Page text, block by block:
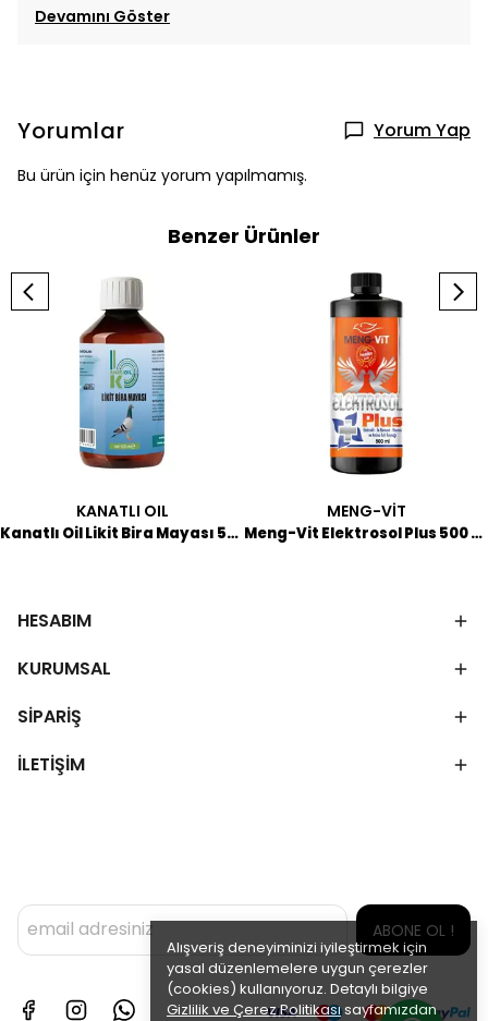
Alışveriş deneyiminizi iyileştirmek için
yasal düzenlemelere uygun çerezler
(cookies) kullanıyoruz. Detaylı bilgiye
Gizlilik ve Çerez Politikasısayfamızdan
Devamını Göster
Yorumlar Yorum Yap
Bu ürün için henüz yorum yapılmamış.
Benzer Ürünler
KANATLI OIL
Kanatlı Oil Likit Bira Mayası 500 ML
MENG-VİT
Meng-Vit Elektrosol Plus 500 ML
HESABIM
KURUMSAL
SİPARİŞ
İLETİŞİM
ABONE OL !